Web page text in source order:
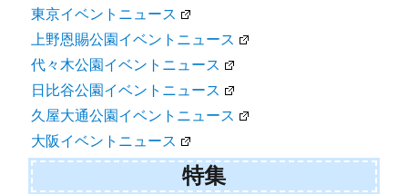
東京イベントニュース
上野恩賜公園イベントニュース
代々木公園イベントニュース
日比谷公園イベントニュース
久屋大通公園イベントニュース
大阪イベントニュース
特集